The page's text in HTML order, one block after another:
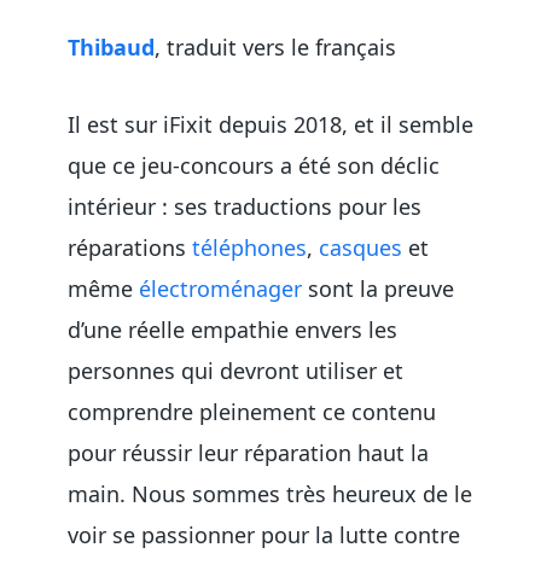
Thibaud, traduit vers le français
Il est sur iFixit depuis 2018, et il semble
que ce jeu-concours a été son déclic
intérieur : ses traductions pour les
réparations téléphones, casques et
même électroménager sont la preuve
d’une réelle empathie envers les
personnes qui devront utiliser et
comprendre pleinement ce contenu
pour réussir leur réparation haut la
main. Nous sommes très heureux de le
voir se passionner pour la lutte contre